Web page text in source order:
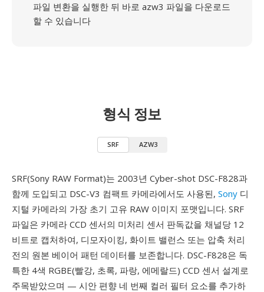
파일 변환을 실행한 뒤 바로 azw3 파일을 다운로드
할 수 있습니다
형식 정보
SRF AZW3
SRF(Sony RAW Format)는 2003년 Cyber-shot DSC-F828과
함께 도입되고 DSC-V3 컴팩트 카메라에서도 사용된, Sony 디
지털 카메라의 가장 초기 고유 RAW 이미지 포맷입니다. SRF
파일은 카메라 CCD 센서의 미처리 센서 판독값을 채널당 12
비트로 캡처하여, 디모자이킹, 화이트 밸런스 또는 압축 처리
전의 원본 베이어 패턴 데이터를 보존합니다. DSC-F828은 독
특한 4색 RGBE(빨강, 초록, 파랑, 에메랄드) CCD 센서 설계로
주목받았으며 — 시안 편향 네 번째 컬러 필터 요소를 추가하